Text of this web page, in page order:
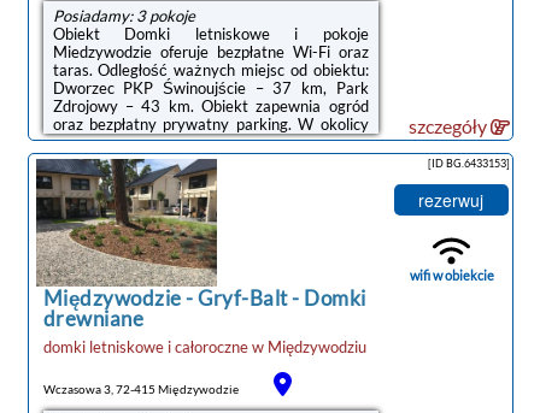
Posiadamy: 3 pokoje
Obiekt Domki letniskowe i pokoje
Miedzywodzie oferuje bezpłatne Wi-Fi oraz
taras. Odległość ważnych miejsc od obiektu:
Dworzec PKP Świnoujście – 37 km, Park
Zdrojowy – 43 km. Obiekt zapewnia ogród
oraz bezpłatny prywatny parking. W okolicy
w odległości 700 m znajduje się Plaża w
Międzywodziu.W domu wakacyjnym z 1
sypialnią zapewniono salon z telewizorem z
płaskim ekranem, kuchnię z pełnym
wyposażeniem, w tym lodówką i
mikrofalówką, a także łazienkę (1) z
prysznicem.Odległość ważnych miejsc od
obiektu: Baltic Park Molo Aquapark – 43 km,
Promenada Gwiazd w Międzyzdrojach ...
szczegóły
Międzywodzie-Gryf-Balt - Domki
drewniane
domki letniskowe i całorocznew Międzywodziu
Wczasowa 3, 72-415 Międzywodzie
[ID BG.6433153]
rezerwuj
wifi w obiekcie